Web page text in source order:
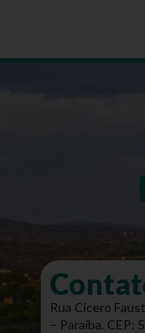
Rua Cícero
– Paraíba. CEP: